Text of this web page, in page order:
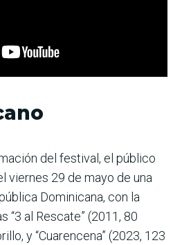
del festival, el público
viernes 29 de mayo de una
Dominicana, con la
“3 al Rescate” (2011, 80
y “Cuarencena” (2023, 123